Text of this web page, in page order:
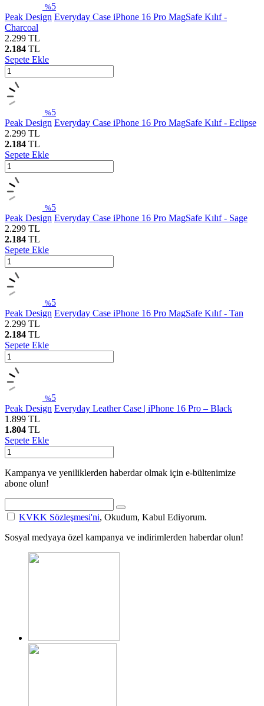
%5
Peak Design Everyday Case iPhone 16 Pro MagSafe Kılıf -
Charcoal
2.299 TL
2.184 TL
Sepete Ekle
%5
Peak Design Everyday Case iPhone 16 Pro MagSafe Kılıf - Eclipse
2.299 TL
2.184 TL
Sepete Ekle
%5
Peak Design Everyday Case iPhone 16 Pro MagSafe Kılıf - Sage
2.299 TL
2.184 TL
Sepete Ekle
%5
Peak Design Everyday Case iPhone 16 Pro MagSafe Kılıf - Tan
2.299 TL
2.184 TL
Sepete Ekle
%5
Peak Design Everyday Leather Case | iPhone 16 Pro – Black
1.899 TL
1.804 TL
Sepete Ekle
Kampanya ve yeniliklerden haberdar olmak için e-bültenimize
abone olun!
KVKK Sözleşmesi'ni, Okudum, Kabul Ediyorum.
Sosyal medyaya özel kampanya ve indirimlerden haberdar olun!